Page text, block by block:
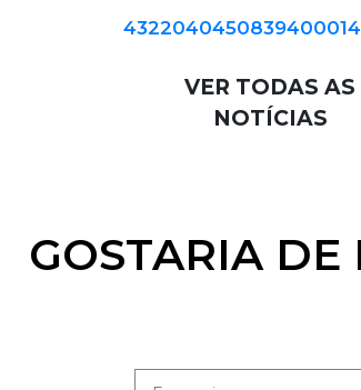
VER TODAS AS
NOTÍCIAS
GOSTARIA DE